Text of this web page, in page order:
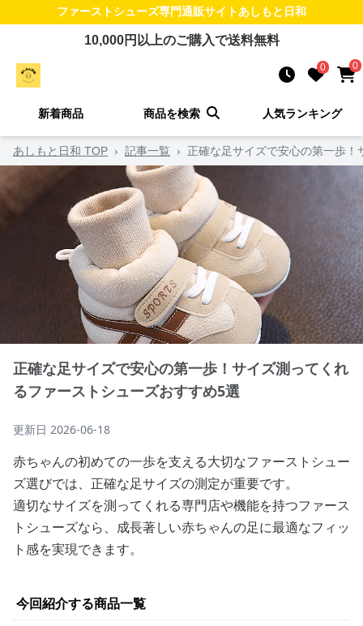
ファーストシューズ専門通販サイトあしもと日和
10,000円以上のご購入で送料無料
0 0
新着商品 商品を検索 人気ランキング
あしもと日和 TOP › 記事一覧 › 正確な足サイズで安心の第一歩
正確な足サイズで安心の第一歩！サイズ測ってくれ
るファーストシューズおすすめ5選
更新日 2026-06-18
赤ちゃんの初めての一歩を支える大切なファーストシュー
ズ選びでは、正確な足サイズの測定が重要です。
適切なサイズを測ってくれる専門店や機能を持つファース
トシューズなら、成長著しい赤ちゃんの足に最適なフィッ
ト感を実現できます。
今回紹介する商品一覧